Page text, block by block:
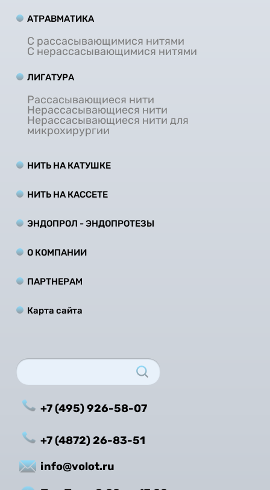
АТРАВМАТИКА
С рассасывающимися нитями
С нерассасывающимися нитями
ЛИГАТУРА
Рассасывающиеся нити
Нерассасывающиеся нити
Нерассасывающиеся нити для
микрохирургии
НИТЬ НА КАТУШКЕ
НИТЬ НА КАCCЕТЕ
ЭНДОПРОЛ - ЭНДОПРОТЕЗЫ
О КОМПАНИИ
ПАРТНЕРАМ
Карта сайта
+7 (495) 926-58-07
+7 (4872) 26-83-51
info@volot.ru